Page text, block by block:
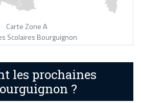
Carte Zone A
Scolaires Bourguignon
les prochaines
?